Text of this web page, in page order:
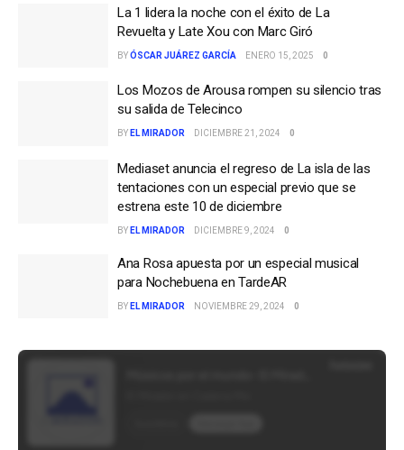
La 1 lidera la noche con el éxito de La
Revuelta y Late Xou con Marc Giró
BYÓSCAR JUÁREZ GARCÍA ENERO 15, 2025 0
Los Mozos de Arousa rompen su silencio tras
su salida de Telecinco
BY EL MIRADOR DICIEMBRE 21, 2024 0
Mediaset anuncia el regreso de La isla de las
tentaciones con un especial previo que se
estrena este 10 de diciembre
BY EL MIRADOR DICIEMBRE 9, 2024 0
Ana Rosa apuesta por un especial musical
para Nochebuena en TardeAR
BY EL MIRADOR NOVIEMBRE 29, 2024 0